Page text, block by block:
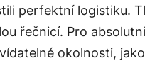
perfektní logistiku.
řečnicí. Pro
okolnosti,